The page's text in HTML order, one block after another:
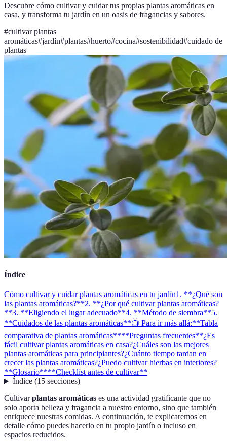
Descubre cómo cultivar y cuidar tus propias plantas aromáticas en
casa, y transforma tu jardín en un oasis de fragancias y sabores.
#cultivar plantas
aromáticas#jardín#plantas#huerto#cocina#sostenibilidad#cuidado de
plantas
Índice
Cómo cultivar y cuidar plantas aromáticas en tu jardín1. **¿Qué son
las plantas aromáticas?**2. **¿Por qué cultivar plantas aromáticas?
**3. **Eligiendo el lugar adecuado**4. **Método de siembra**5.
**Cuidados de las plantas aromáticas**📺 Para ir más allá:**Tabla
comparativa de plantas aromáticas****Preguntas frecuentes**¿Es
fácil cultivar plantas aromáticas en casa?¿Cuáles son las mejores
plantas aromáticas para principiantes?¿Cuánto tiempo tardan en
crecer las plantas aromáticas?¿Puedo cultivar hierbas en interiores?
**Glosario****Checklist antes de cultivar**
Índice(15 secciones)
Cultivarplantas aromáticas es una actividad gratificante que no
solo aporta belleza y fragancia a nuestro entorno, sino que también
enriquece nuestras comidas. A continuación, te explicaremos en
detalle cómo puedes hacerlo en tu propio jardín o incluso en
espacios reducidos.